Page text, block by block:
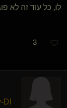
לו, כל עוד זה לא
3
DI